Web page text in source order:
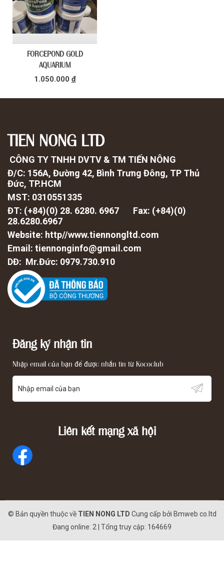
FORCEPOND GOLD
AQUARIUM
1.050.000 đ
TIEN NONG LTD
CÔNG TY TNHH DVTV & TM TIẾN NÔNG
Đ/C: 156A, Đường 42, Bình Trưng Đông, TP Thủ
Đức, TP.HCM
MST: 0310551335
ĐT: (+84)(0) 28. 6280. 6967 Fax: (+84)(0)
28.6280.6967
Website: http//www.tiennongltd.com
Email: tiennonginfo@gmail.com
DĐ: Mr.Đức: 0979.730.910
Đăng ký nhận tin
Nhập email của bạn để được nhắn tin từ Kococlub
Liên kết mạng xã hội
© Bản quyền thuộc về TIEN NONG LTD Cung cấp bởi Bmweb co.ltd
Đang online: 2 | Tổng truy cập: 164669